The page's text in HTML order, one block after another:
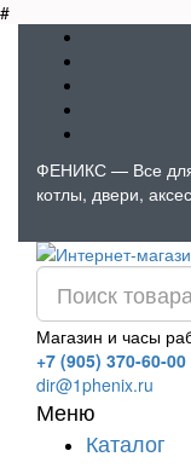
#
ФЕНИКС — Все
котлы, двери,
Магазин и часы
+7 (905) 370-60-00
dir@1phenix.ru
Меню
Каталог